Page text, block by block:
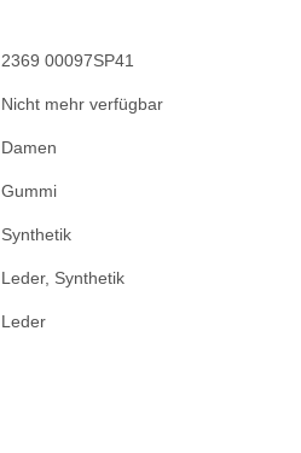
2369 00097SP41
Nicht mehr verfügbar
Damen
Gummi
Synthetik
Leder, Synthetik
Leder